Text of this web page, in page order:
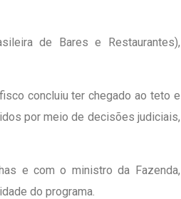
de Bares e Restaurantes),
concluiu ter chegado ao teto e
por meio de decisões judiciais,
e com o ministro da Fazenda,
do programa.
Da Franquia HINODE
09 JAN 2018